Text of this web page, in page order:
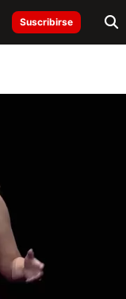
Suscribirse